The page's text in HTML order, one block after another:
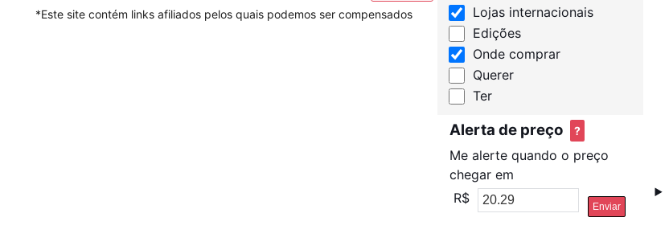
*Este site contém links afiliados pelos quais podemos ser compensados
Lojas internacionais
Edições
Onde comprar
Querer
Ter
Alerta de preço ?
Me alerte quando o preço
chegar em
R$
Enviar